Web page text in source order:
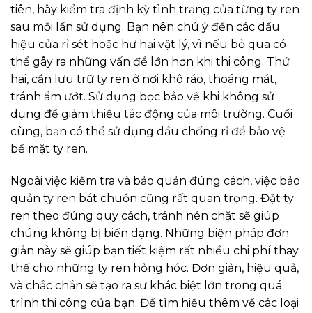
tiên, hãy kiểm tra định kỳ tình trạng của từng ty ren
sau mỗi lần sử dụng. Bạn nên chú ý đến các dấu
hiệu của rỉ sét hoặc hư hại vật lý, vì nếu bỏ qua có
thể gây ra những vấn đề lớn hơn khi thi công. Thứ
hai, cần lưu trữ ty ren ở nơi khô ráo, thoáng mát,
tránh ẩm ướt. Sử dụng bọc bảo vệ khi không sử
dụng để giảm thiểu tác động của môi trường. Cuối
cùng, bạn có thể sử dụng dầu chống rỉ để bảo vệ
bề mặt ty ren.
Ngoài việc kiểm tra và bảo quản đúng cách, việc bảo
quản ty ren bát chuồn cũng rất quan trọng. Đặt ty
ren theo đúng quy cách, tránh nén chặt sẽ giúp
chúng không bị biến dạng. Những biện pháp đơn
giản này sẽ giúp bạn tiết kiệm rất nhiều chi phí thay
thế cho những ty ren hỏng hóc. Đơn giản, hiệu quả,
và chắc chắn sẽ tạo ra sự khác biệt lớn trong quá
trình thi công của bạn. Để tìm hiểu thêm về các loại